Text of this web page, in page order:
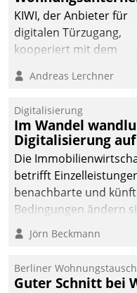
KIWI, der Anbieter für
digitalen Türzugang,
kooperiert mit dem
Andreas Lerchner
Digitalisierung
Im Wandel
Digitalisierung
Die
betrifft
benachbarte und
Bedingungen ändern
technisch die
fürs Wachsen öffnen?
Jörn Beckmann
Berliner
Guter Schnitt bei